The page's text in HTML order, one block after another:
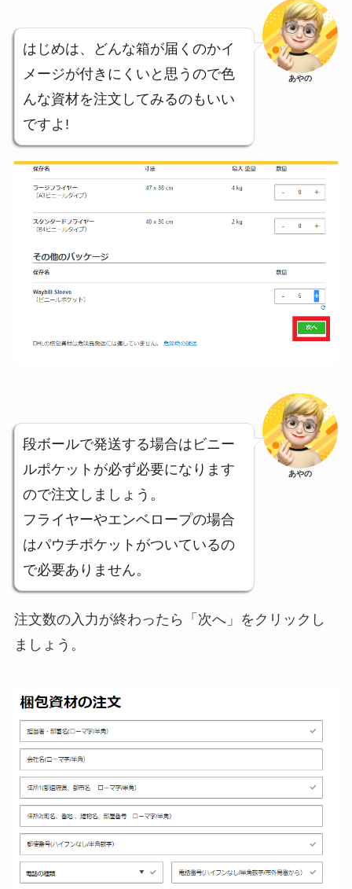
はじめは、どんな箱が届くのかイ
メージが付きにくいと思うので色
んな資材を注文してみるのもいい
ですよ!
あやの
段ボールで発送する場合はビニー
ルポケットが必ず必要になります
ので注文しましょう。
フライヤーやエンベロープの場合
はパウチポケットがついているの
で必要ありません。
あやの
注文数の入力が終わったら「次へ」をクリックし
ましょう。